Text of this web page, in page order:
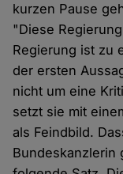
kurzen Pause
"Diese
Regierung ist zu
der ersten
nicht um eine
setzt sie mit
als Feindbild.
Bundeskanzlerin